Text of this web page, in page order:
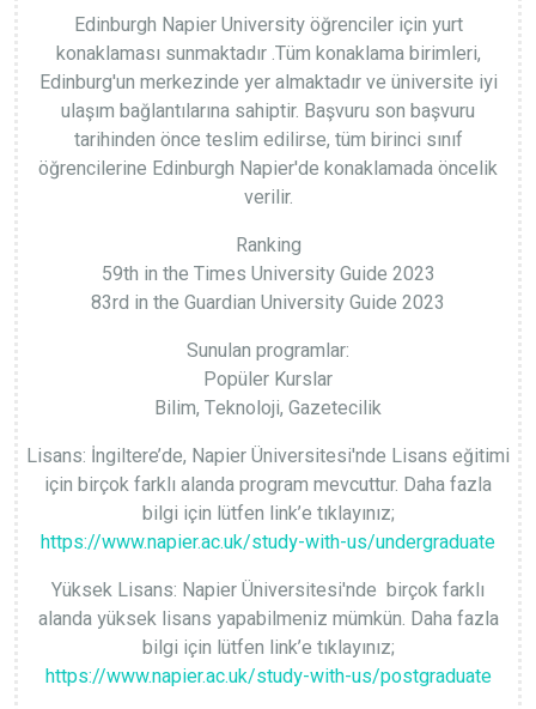
Edinburgh Napier University öğrenciler için yurt
konaklaması sunmaktadır .Tüm konaklama birimleri,
Edinburg'un merkezinde yer almaktadır ve üniversite iyi
ulaşım bağlantılarına sahiptir. Başvuru son başvuru
tarihinden önce teslim edilirse, tüm birinci sınıf
öğrencilerine Edinburgh Napier'de konaklamada öncelik
verilir.
Ranking
59th in the Times University Guide 2023
83rd in the Guardian University Guide 2023
Sunulan programlar:
Popüler Kurslar
Bilim, Teknoloji, Gazetecilik
Lisans: İngiltere’de, Napier Üniversitesi'nde Lisans eğitimi
için birçok farklı alanda program mevcuttur. Daha fazla
bilgi için lütfen link’e tıklayınız;
https://www.napier.ac.uk/study-with-us/undergraduate
Yüksek Lisans: Napier Üniversitesi'nde birçok farklı
alanda yüksek lisans yapabilmeniz mümkün. Daha fazla
bilgi için lütfen link’e tıklayınız;
https://www.napier.ac.uk/study-with-us/postgraduate